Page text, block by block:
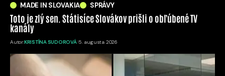
MADE IN SLOVAKIA SPRÁVY
Toto je zlý sen. Státisíce Slovákov prišli o obľúbené TV
kanály
Autor:KRISTÍNA SUDOROVÁ 5. augusta 2026